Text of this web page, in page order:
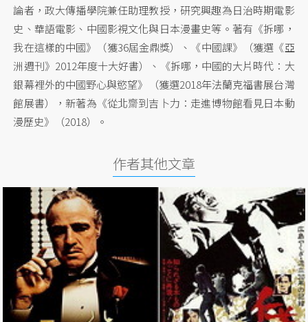
論者，政大傳播學院兼任助理教授，研究興趣為日治時期電影
史、華語電影、中國影視文化與日本漫畫史等。著有《拆哪，
我在這樣的中國》（獲36屆金鼎獎）、《中國課》（獲選《亞
洲週刊》2012年度十大好書）、《拆哪，中國的大片時代：大
銀幕裡外的中國野心與慾望》（獲選2018年法蘭克福書展台灣
館展書），新著為《從北齋到吉卜力：走進博物館看見日本動
漫歷史》（2018）。
作者其他文章